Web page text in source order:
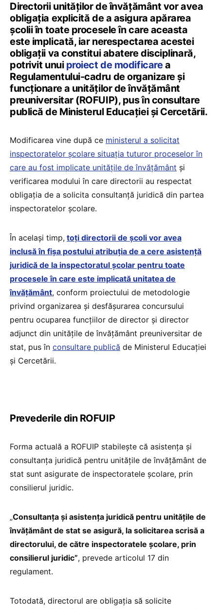
Directorii unităților de învățământ vor avea
obligația explicită de a asigura apărarea
școlii în toate procesele în care aceasta
este implicată, iar nerespectarea acestei
obligații va constitui abatere disciplinară,
potrivit unui proiect de modificarea
Regulamentului-cadru de organizare și
funcționare a unităților de învățământ
preuniversitar (ROFUIP), pus în consultare
publică de Ministerul Educației și Cercetării.
Modificarea vine după ce ministerul a solicitat
inspectoratelor școlare situația tuturor proceselor în
care au fost implicate unitățile de învățământ și
verificarea modului în care directorii au respectat
obligația de a solicita consultanță juridică din partea
inspectoratelor școlare.
În același timp, toți directorii de școli vor avea
inclusă în fișa postului atribuția de a cere asistență
juridică de la inspectoratul școlar pentru toate
procesele în care este implicată unitatea de
învățământ, conform proiectului de metodologie
privind organizarea și desfășurarea concursului
pentru ocuparea funcțiilor de director și director
adjunct din unitățile de învățământ preuniversitar de
stat, pus în consultare publică de Ministerul Educației
și Cercetării.
Prevederile din ROFUIP
Forma actuală a ROFUIP stabilește că asistența și
consultanța juridică pentru unitățile de învățământ de
stat sunt asigurate de inspectoratele școlare, prin
consilierul juridic.
„Consultanța și asistența juridică pentru unitățile de
învățământ de stat se asigură, la solicitarea scrisă a
directorului, de către inspectoratele școlare, prin
consilierul juridic”, prevede articolul 17 din
regulament.
Totodată, directorul are obligația să solicite